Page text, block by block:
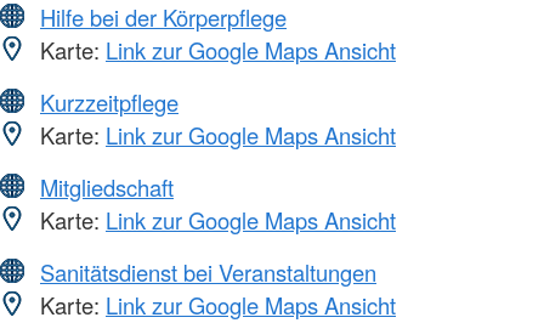
Hilfe bei der Körperpflege
Karte: Link zur Google Maps Ansicht
Kurzzeitpflege
Karte: Link zur Google Maps Ansicht
Mitgliedschaft
Karte: Link zur Google Maps Ansicht
Sanitätsdienst bei Veranstaltungen
Karte: Link zur Google Maps Ansicht